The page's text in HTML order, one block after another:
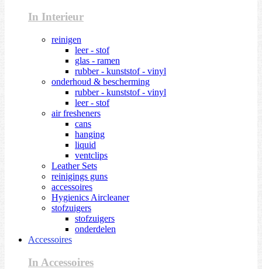
In Interieur
reinigen
leer - stof
glas - ramen
rubber - kunststof - vinyl
onderhoud & bescherming
rubber - kunststof - vinyl
leer - stof
air fresheners
cans
hanging
liquid
ventclips
Leather Sets
reinigings guns
accessoires
Hygienics Aircleaner
stofzuigers
stofzuigers
onderdelen
Accessoires
In Accessoires